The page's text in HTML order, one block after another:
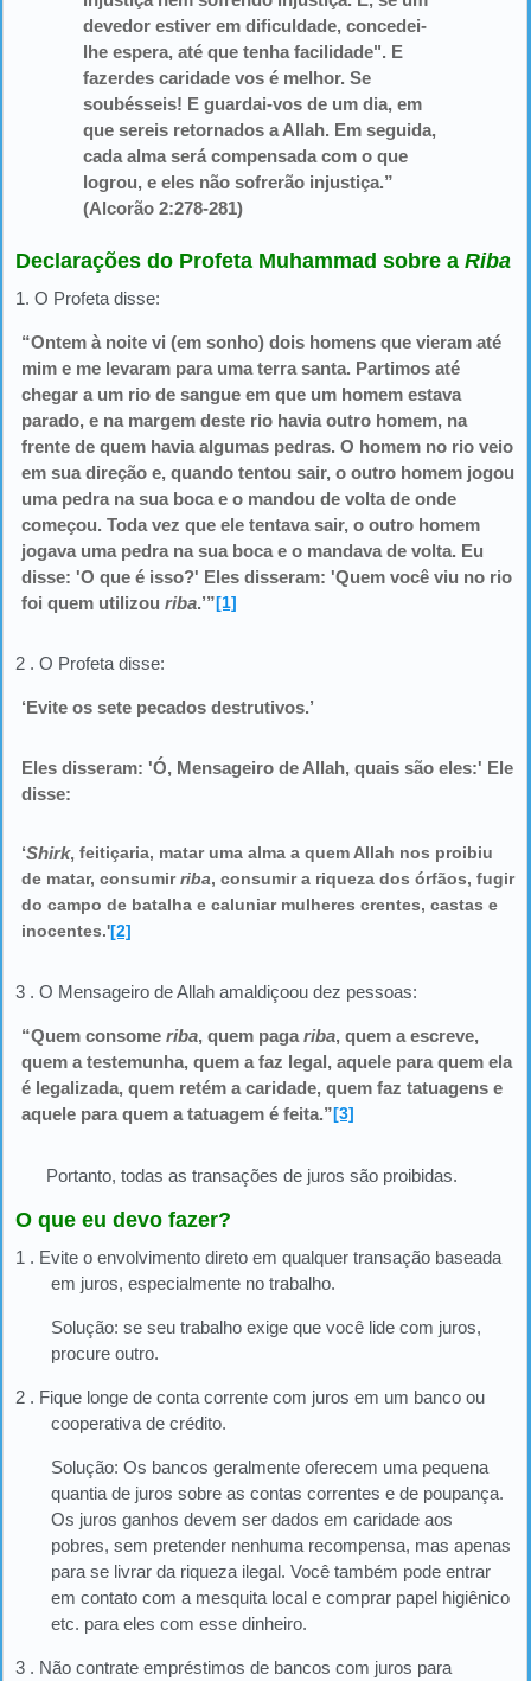
devedor estiver em dificuldade, concedei-
lhe espera, até que tenha facilidade". E
fazerdes caridade vos é melhor. Se
soubésseis! E guardai-vos de um dia, em
que sereis retornados a Allah. Em seguida,
cada alma será compensada com o que
logrou, e eles não sofrerão injustiça.”
(Alcorão 2:278-281)
Declarações do Profeta Muhammad sobre a Riba
1. O Profeta disse:
“Ontem à noite vi (em sonho) dois homens que vieram até
mim e me levaram para uma terra santa. Partimos até
chegar a um rio de sangue em que um homem estava
parado, e na margem deste rio havia outro homem, na
frente de quem havia algumas pedras. O homem no rio veio
em sua direção e, quando tentou sair, o outro homem jogou
uma pedra na sua boca e o mandou de volta de onde
começou. Toda vez que ele tentava sair, o outro homem
jogava uma pedra na sua boca e o mandava de volta. Eu
disse: 'O que é isso?' Eles disseram: 'Quem você viu no rio
foi quem utilizou riba.’”[1]
2 . O Profeta disse:
‘Evite os sete pecados destrutivos.’
Eles disseram: 'Ó, Mensageiro de Allah, quais são eles:' Ele
disse:
‘Shirk, feitiçaria, matar uma alma a quem Allah nos proibiu
de matar, consumirriba, consumir a riqueza dos órfãos, fugir
do campo de batalha e caluniar mulheres crentes, castas e
inocentes.'[2]
3 . O Mensageiro de Allah amaldiçoou dez pessoas:
“Quem consome riba, quem paga riba, quem a escreve,
quem a testemunha, quem a faz legal, aquele para quem ela
é legalizada, quem retém a caridade, quem faz tatuagens e
aquele para quem a tatuagem é feita.”[3]
Portanto, todas as transações de juros são proibidas.
O que eu devo fazer?
1 . Evite o envolvimento direto em qualquer transação baseada
em juros, especialmente no trabalho.
Solução: se seu trabalho exige que você lide com juros,
procure outro.
2 . Fique longe de conta corrente com juros em um banco ou
cooperativa de crédito.
Solução: Os bancos geralmente oferecem uma pequena
quantia de juros sobre as contas correntes e de poupança.
Os juros ganhos devem ser dados em caridade aos
pobres, sem pretender nenhuma recompensa, mas apenas
para se livrar da riqueza ilegal. Você também pode entrar
em contato com a mesquita local e comprar papel higiênico
etc. para eles com esse dinheiro.
3 . Não contrate empréstimos de bancos com juros para